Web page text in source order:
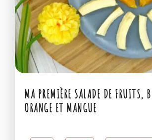
MA PREMIÈRE SALADE DE FRUITS,
ORANGE ET MANGUE